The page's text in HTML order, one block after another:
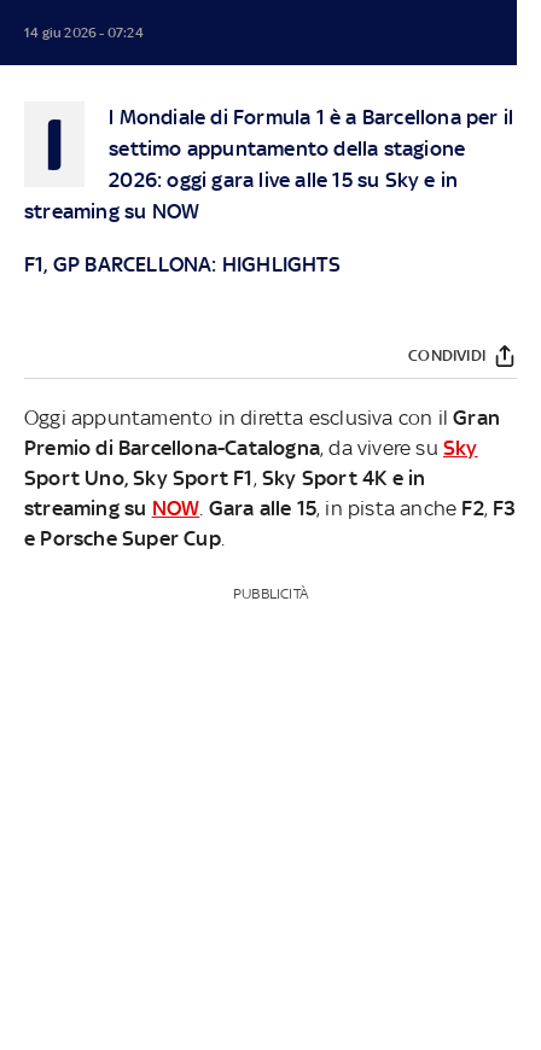
14 giu 2026 - 07:24
I
l Mondiale di Formula 1 è a Barcellona per il
settimo appuntamento della stagione
2026: oggi gara live alle 15 su Sky e in
streaming su NOW
F1, GP BARCELLONA: HIGHLIGHTS
CONDIVIDI
Oggi appuntamento in diretta esclusiva con ilGran
Premio di Barcellona-Catalogna, da viveresu Sky
Sport Uno, Sky Sport F1,Sky Sport 4K e in
streaming su NOW Gara alle 15, in pista anche F2, F3
e Porsche Super Cup.
PUBBLICITÀ